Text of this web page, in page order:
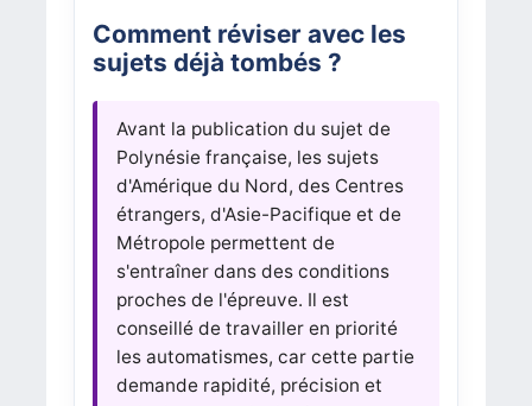
Comment réviser avec les
sujets déjà tombés ?
Avant la publication du sujet de
Polynésie française, les sujets
d'Amérique du Nord, des Centres
étrangers, d'Asie-Pacifique et de
Métropole permettent de
s'entraîner dans des conditions
proches de l'épreuve. Il est
conseillé de travailler en priorité
les automatismes, car cette partie
demande rapidité, précision et